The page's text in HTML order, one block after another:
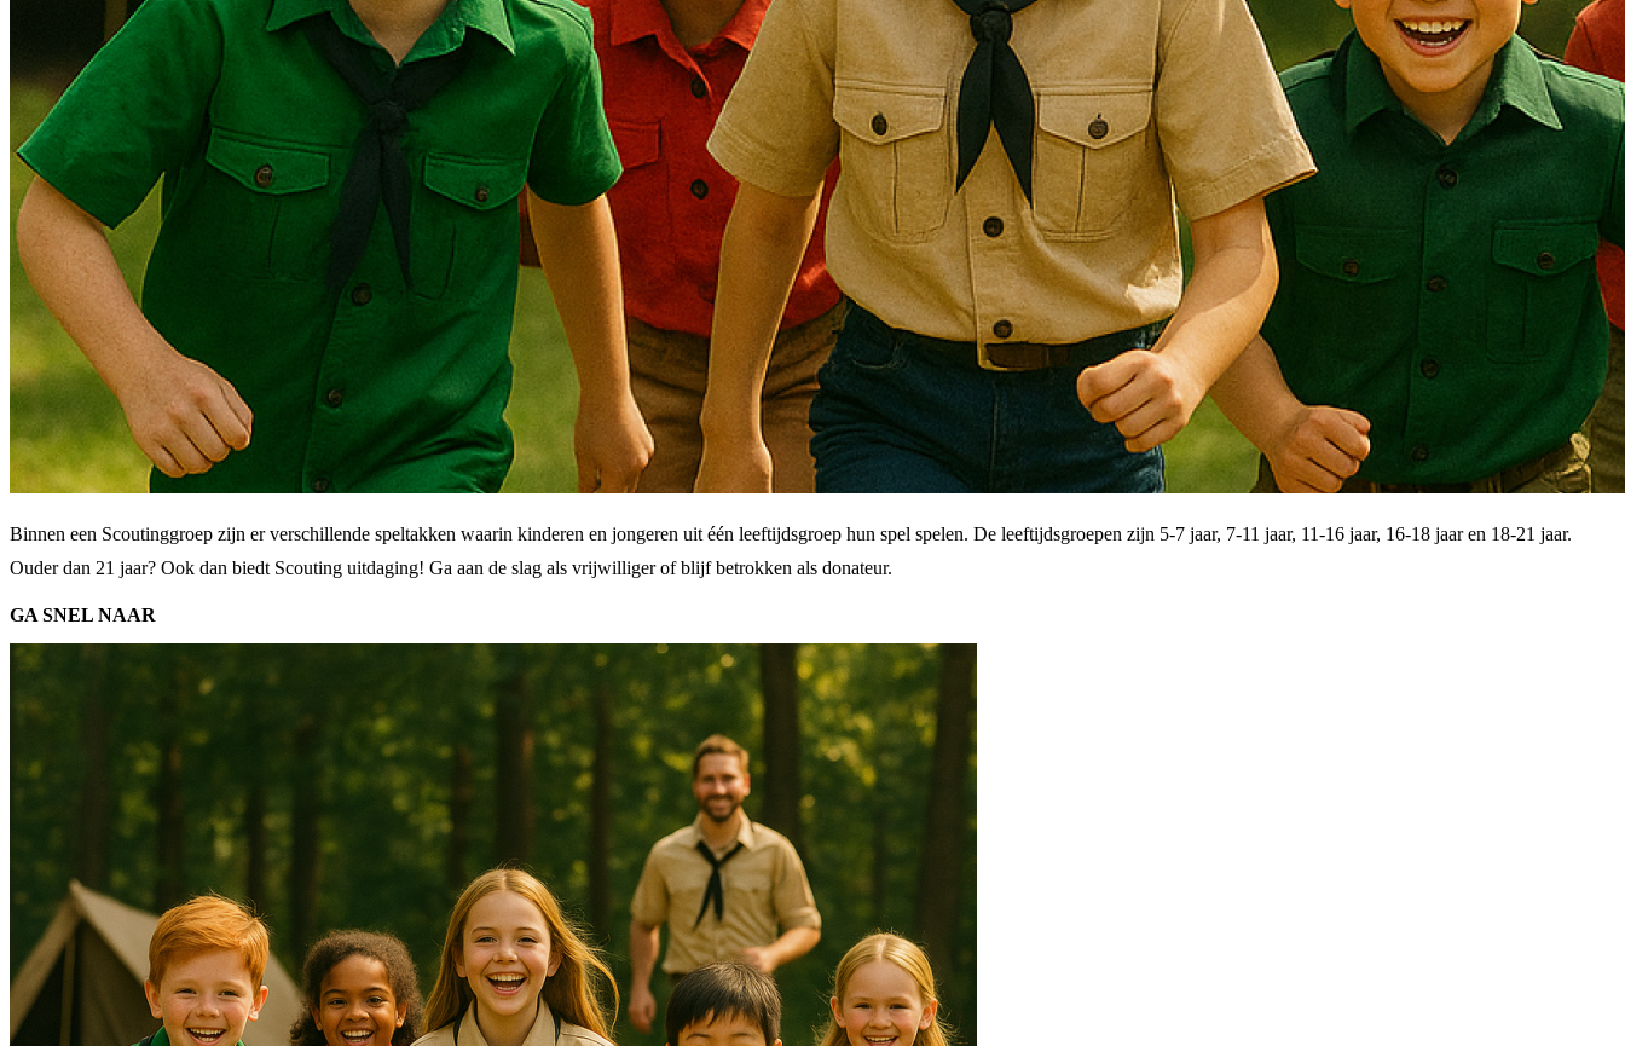
Binnen een Scoutinggroep zijn er verschillende speltakken waarin kinderen en jongeren uit één leeftijdsgroep hun spel spelen. De leeftijdsgroepen zijn 5-7 jaar, 7-11 jaar, 11-16 jaar, 16-18 jaar en 18-21 jaar.
Ouder dan 21 jaar? Ook dan biedt Scouting uitdaging! Ga aan de slag als vrijwilliger of blijf betrokken als donateur.
GA SNEL NAAR